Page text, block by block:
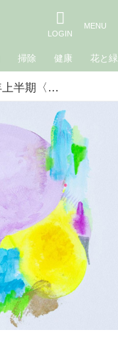
掃除 健康 花と緑
［双子座］2026年上半期〈4月・5月・6月の運勢〉春の星占い｜suuuiの星の道しるべ